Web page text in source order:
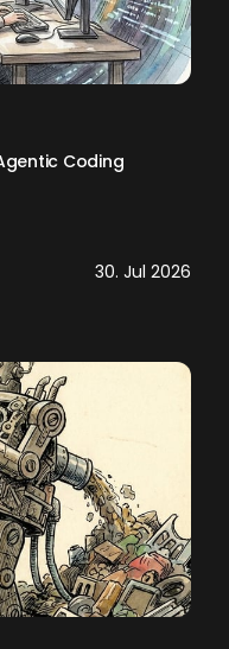
Coding
30. Jul 2026